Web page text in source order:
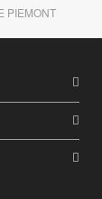
PIEMONT